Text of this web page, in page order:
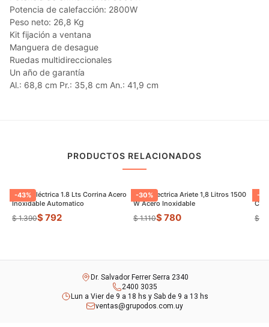
Potencia de calefacción: 2800W
Peso neto: 26,8 Kg
Kit fijación a ventana
Manguera de desague
Ruedas multidireccionales
Un año de garantía
Al.: 68,8 cm Pr.: 35,8 cm An.: 41,9 cm
PRODUCTOS RELACIONADOS
-43%
Jarrra Eléctrica 1.8 Lts Corrina Acero
Inoxidable Automatico
$ 1.390$ 792
-30%
Jarra Electrica Ariete 1,8 Litros 1500
W Acero Inoxidable
$ 1.110$ 780
-
$
Dr. Salvador Ferrer Serra 2340
2400 3035
Lun a Vier de 9 a 18 hs y Sab de 9 a 13 hs
ventas@grupodos.com.uy